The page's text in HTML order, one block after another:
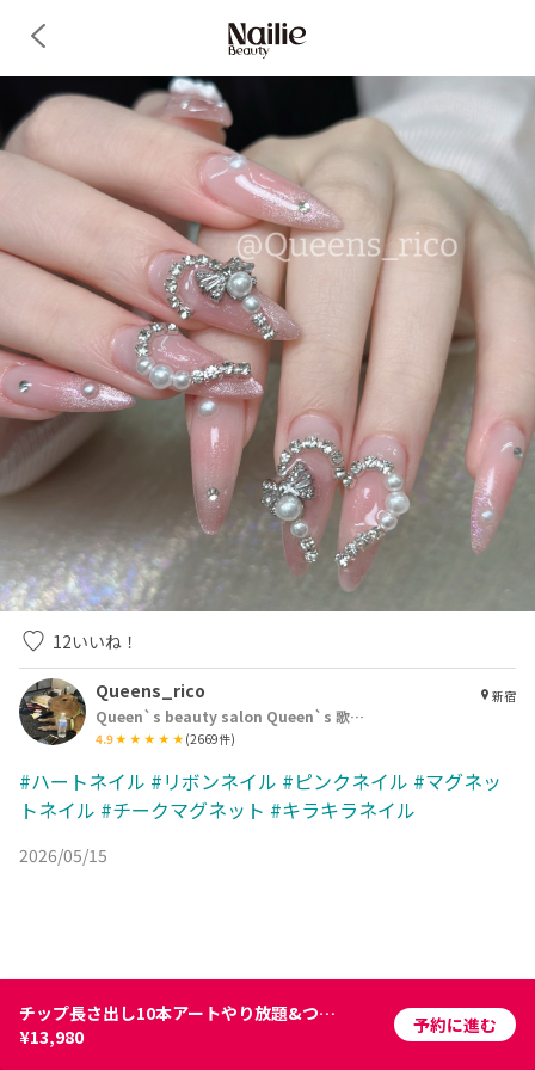
12いいね！
Queens_rico
Queen`s beauty salon Queen`s 歌舞伎町店
4.9 (2669件)
新宿
#ハートネイル #リボンネイル #ピンクネイル #マグネッ
トネイル #チークマグネット #キラキラネイル
2026/05/15
チップ長さ出し10本アートやり放題&つけ放題￥15980→￥13980
¥13,980
予約に進む